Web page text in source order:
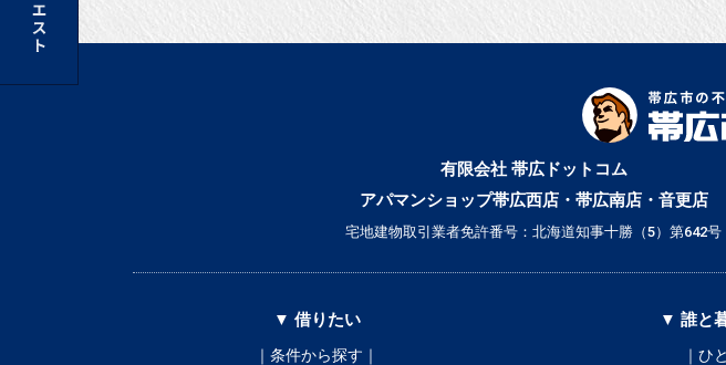
有限会社 帯広ドットコム
アパマンショップ帯広西店・帯広南店・音更店
宅地建物取引業者免許番号：北海道知事十勝（5）第642号
▼ 借りたい
｜条件から探す｜
▼ 誰と
｜ひ